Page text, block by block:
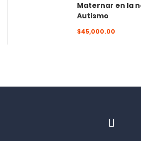
Maternar en la
Autismo
$45,000.00